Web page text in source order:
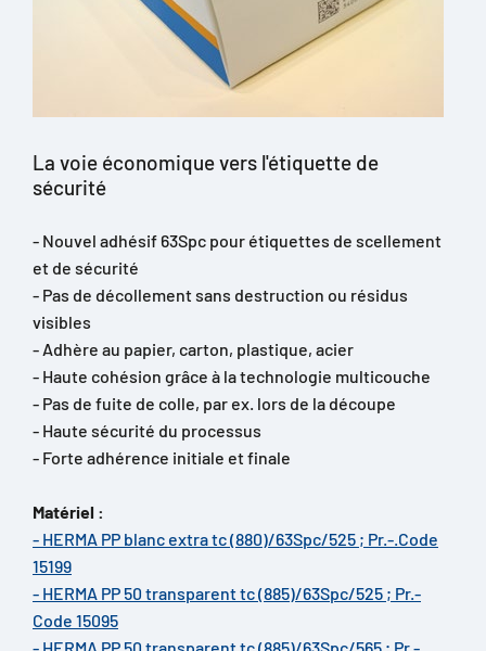
La voie économique vers l'étiquette de
sécurité
- Nouvel adhésif 63Spc pour étiquettes de scellement
et de sécurité
- Pas de décollement sans destruction ou résidus
visibles
- Adhère au papier, carton, plastique, acier
- Haute cohésion grâce à la technologie multicouche
- Pas de fuite de colle, par ex. lors de la découpe
- Haute sécurité du processus
- Forte adhérence initiale et finale
Matériel :
- HERMA PP blanc extra tc (880)/63Spc/525 ; Pr.-.Code
15199
- HERMA PP 50 transparent tc (885)/63Spc/525 ; Pr.-
Code 15095